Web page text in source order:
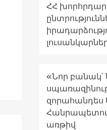
ՀՀ
«Նոր բանակ՝
զորահանդես
առթիվ